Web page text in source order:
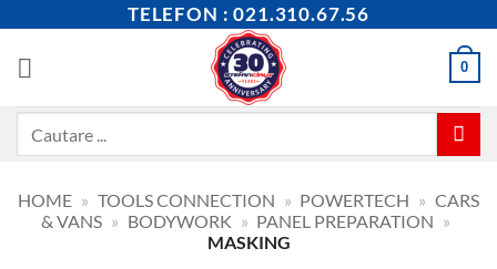
content
TELEFON : 021.310.67.56
0
HOME » TOOLS CONNECTION » POWERTECH » CARS
& VANS » BODYWORK » PANEL PREPARATION »
MASKING